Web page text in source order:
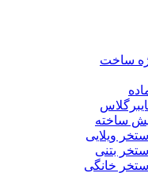
ساخت
ساخته
ویلایی
بتنی
خانگی